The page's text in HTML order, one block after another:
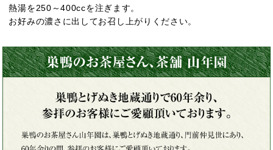
熱湯を250～400ccを注ぎます。
お好みの濃さに出してお召し上がりください。